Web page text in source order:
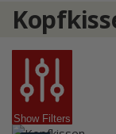
Show Filters